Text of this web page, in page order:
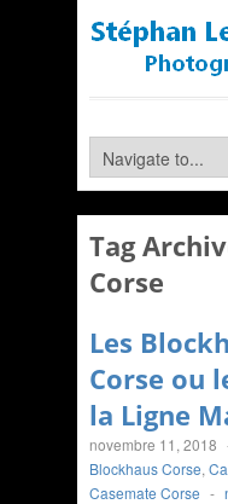
Tag
Corse
Les
Corse ou
la Ligne
novembre 11, 2018
Blockhaus Corse,
Casemate Corse -